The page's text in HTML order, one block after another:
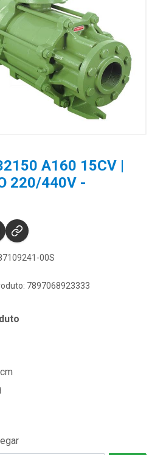
A160 15CV |
220/440V -
00S
7897068923333